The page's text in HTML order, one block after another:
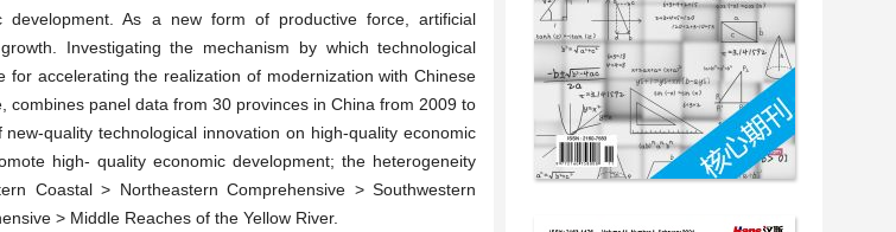
As a new form of productive force, artificial
Investigating the mechanism by which technological
accelerating the realization of modernization with Chinese
panel data from 30 provinces in China from 2009 to
quality technological innovation on high-quality economic
high- quality economic development; the heterogeneity
Coastal > Northeastern Comprehensive > Southwestern
> Middle Reaches of the Yellow River.